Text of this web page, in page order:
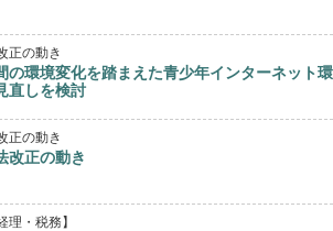
正の動き
の環境変化を踏まえた青少年インターネット環
直しを検討
正の動き
改正の動き
理・税務】